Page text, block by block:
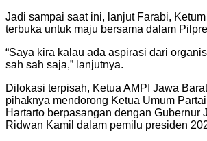
Jadi sampai saat ini, lanjut Farabi,
terbuka untuk maju bersama dalam
“Saya kira kalau ada aspirasi dari
sah sah saja,” lanjutnya.
Dilokasi terpisah, Ketua AMPI Jawa
pihaknya mendorong Ketua Umum
Hartarto berpasangan dengan Gubernur
Ridwan Kamil dalam pemilu presiden